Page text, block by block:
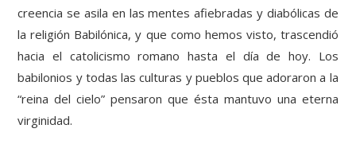
creencia se asila en las mentes afiebradas y diabólicas de
la religión Babilónica, y que como hemos visto, trascendió
hacia el catolicismo romano hasta el día de hoy. Los
babilonios y todas las culturas y pueblos que adoraron a la
“reina del cielo” pensaron que ésta mantuvo una eterna
virginidad.